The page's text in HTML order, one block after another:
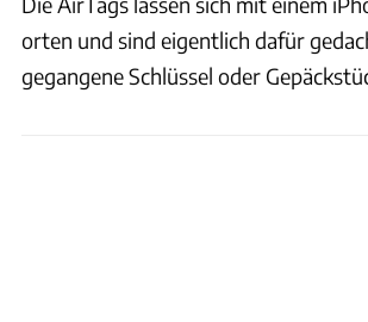
orten und sind eigentlich dafür
gegangene Schlüssel oder